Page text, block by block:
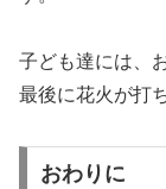
子ども達には、
最後に花火が打
おわりに